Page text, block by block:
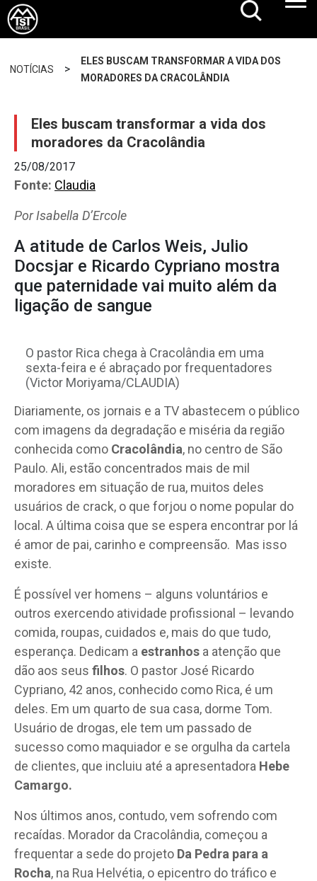
NOTÍCIAS >
ELES BUSCAM TRANSFORMAR A VIDA DOS
MORADORES DA CRACOLÂNDIA
Eles buscam transformar a vida dos
moradores da Cracolândia
25/08/2017
Fonte: Claudia
Por Isabella D’Ercole
A atitude de Carlos Weis, Julio
Docsjar e Ricardo Cypriano mostra
que paternidade vai muito além da
ligação de sangue
O pastor Rica chega à Cracolândia em uma
sexta-feira e é abraçado por frequentadores
(Victor Moriyama/CLAUDIA)
Diariamente, os jornais e a TV abastecem o público
com imagens da degradação e miséria da região
conhecida como Cracolândia, no centro de São
Paulo. Ali, estão concentrados mais de mil
moradores em situação de rua, muitos deles
usuários de crack, o que forjou o nome popular do
local. A última coisa que se espera encontrar por lá
é amor de pai, carinho e compreensão. Mas isso
existe.
É possível ver homens – alguns voluntários e
outros exercendo atividade profissional – levando
comida, roupas, cuidados e, mais do que tudo,
esperança. Dedicam a estranhos a atenção que
dão aos seus filhos. O pastor José Ricardo
Cypriano, 42 anos, conhecido como Rica, é um
deles. Em um quarto de sua casa, dorme Tom.
Usuário de drogas, ele tem um passado de
sucesso como maquiador e se orgulha da cartela
de clientes, que incluiu até a apresentadora Hebe
Camargo.
Nos últimos anos, contudo, vem sofrendo com
recaídas. Morador da Cracolândia, começou a
frequentar a sede do projeto Da Pedra para a
Rocha, na Rua Helvétia, o epicentro do tráfico e